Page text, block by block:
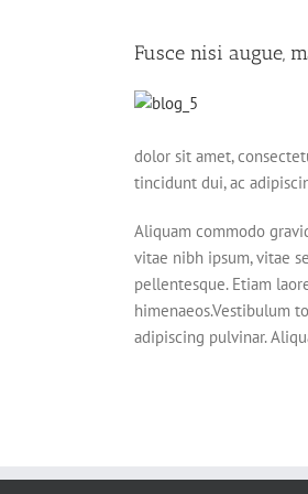
Fusce nisi augue,
dolor sit amet,
tincidunt dui, ac
Aliquam commodo
vitae nibh ipsum, vitae
pellentesque. Etiam
himenaeos.Vestibulum
adipiscing pulvinar.